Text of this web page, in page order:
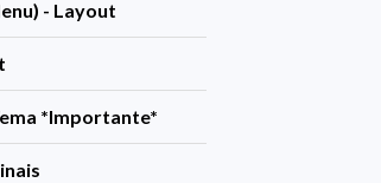
- Layout
*Importante*